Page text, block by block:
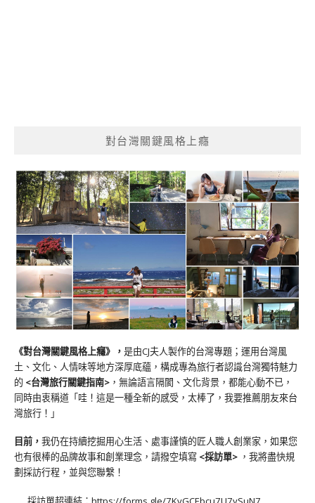
對台灣關鍵風格上癮
《對台灣關鍵風格上癮》 ， 是由CJ夫人製作的台灣專題；運用台灣風
土、文化、人情味等地方深厚底蘊，構成專為旅行者認識台灣獨特魅力
的 <台灣旅行關鍵指南> ，無論語言隔閡、文化背景，都能心動不已，
同時由衷稱道「哇！這是一種全新的感受，太棒了，我要推薦朋友來台
灣旅行！」
目前， 我仍在持續挖掘用心生活、處事謹慎的匠人職人創業家，如果您
也有很棒的品牌故事和創業理念，請撥空填寫 <採訪單> ，我將盡快規
劃採訪行程，並與您聯繫！